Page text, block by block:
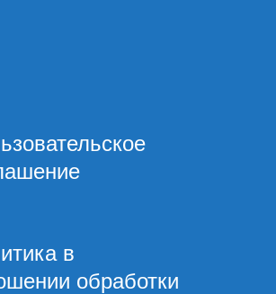
в
обработки